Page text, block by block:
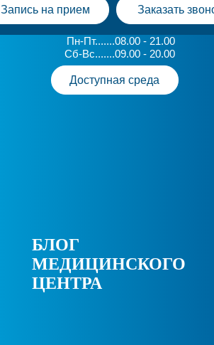
Запись на прием Заказать
Пн-Пт.......08.00 - 21.00
Сб-Вс.......09.00 - 20.00
Доступная среда
БЛОГ
МЕДИЦИНСКОГО
ЦЕНТРА